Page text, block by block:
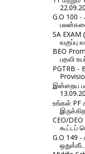
G.O 100 -
SA
வகுப்பு
BEO
பதவி
PGTRB -
இன்றைய
உங்கள்
CEO/
கூட்டப்
G.O 149 -